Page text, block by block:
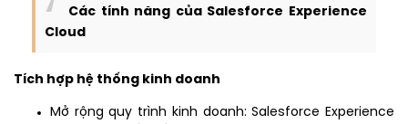
Các tính năng của Salesforce Experience
Cloud
Tích hợp hệ thống kinh doanh
Mở rộng quy trình kinh doanh: Salesforce Experience